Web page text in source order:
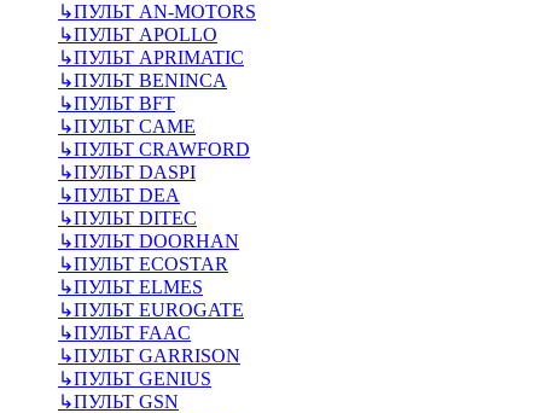
↳ПУЛЬТ AN-MOTORS
↳ПУЛЬТ APOLLO
↳ПУЛЬТ APRIMATIC
↳ПУЛЬТ BENINCA
↳ПУЛЬТ BFT
↳ПУЛЬТ CAME
↳ПУЛЬТ CRAWFORD
↳ПУЛЬТ DASPI
↳ПУЛЬТ DEA
↳ПУЛЬТ DITEC
↳ПУЛЬТ DOORHAN
↳ПУЛЬТ ECOSTAR
↳ПУЛЬТ ELMES
↳ПУЛЬТ EUROGATE
↳ПУЛЬТ FAAC
↳ПУЛЬТ GARRISON
↳ПУЛЬТ GENIUS
↳ПУЛЬТ GSN